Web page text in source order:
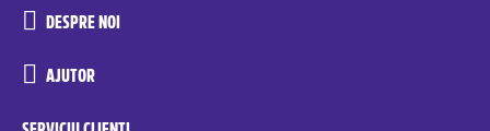
DESPRE NOI
AJUTOR